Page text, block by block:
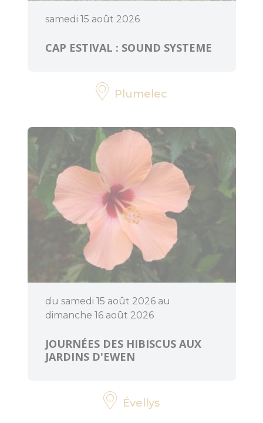
samedi 15 août 2026
CAP ESTIVAL : SOUND SYSTEME
Plumelec
du samedi 15 août 2026 au
dimanche 16 août 2026
JOURNÉES DES HIBISCUS AUX
JARDINS D'EWEN
Évellys